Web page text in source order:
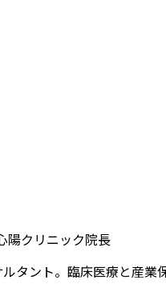
陽クリニック院長
タント。臨床医療と産